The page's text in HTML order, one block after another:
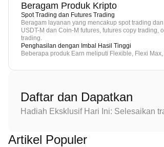
Beragam Produk Kripto
Spot Trading dan Futures Trading
Beragam layanan yang mencakup spot trading
USDT-M dan Coin-M futures, futures copy trading,
trading.
Penghasilan dengan Imbal Hasil Tinggi
Beberapa produk Earn meliputi Flexible, Flexi
Daftar dan Dapatkan
Hadiah Eksklusif Hari Ini: Selesaikan
Artikel Populer